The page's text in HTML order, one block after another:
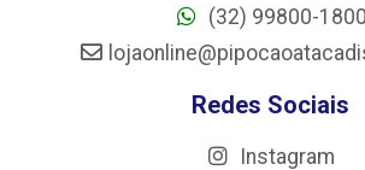
(32) 99800-1800
Redes Sociais
Instagram